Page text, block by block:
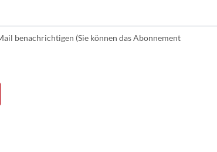
benachrichtigen (Sie können das Abonnement